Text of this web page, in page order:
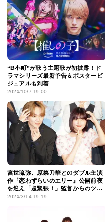
“B小町”が歌う主題歌が初披露！ド
ラマシリーズ最新予告＆ポスタービ
ジュアルも到着
2024/10/7 19:00
宮世琉弥、原菜乃華とのダブル主演
作『恋わずらいのエリー』公開前夜
を迎え「超緊張！」監督からのツッ
コミにタジタジ
2024/3/14 19:19